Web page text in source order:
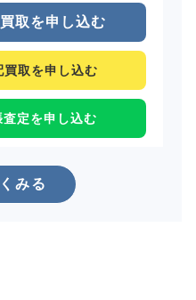
取を申し込む
取を申し込む
定を申し込む
みる